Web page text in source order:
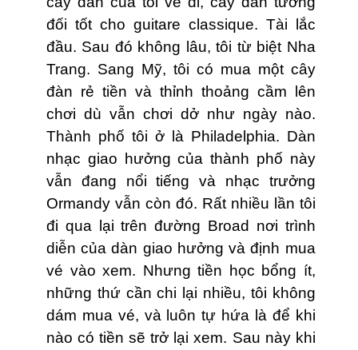
đối tốt cho guitare classique. Tài lắc
đầu. Sau đó không lâu, tôi từ biệt Nha
Trang. Sang Mỹ, tôi có mua một cây
đàn rẻ tiền và thỉnh thoảng cầm lên
chơi dù vẫn chơi dở như ngày nào.
Thành phố tôi ở là Philadelphia. Dàn
nhạc giao hưởng của thành phố này
vẫn đang nổi tiếng và nhạc trưởng
Ormandy vẫn còn đó. Rất nhiều lần tôi
đi qua lại trên đường Broad nơi trình
diễn của dàn giao hưởng và định mua
vé vào xem. Nhưng tiền học bổng ít,
những thứ cần chi lại nhiều, tôi không
dám mua vé, và luôn tự hứa là để khi
nào có tiền sẽ trở lại xem. Sau này khi